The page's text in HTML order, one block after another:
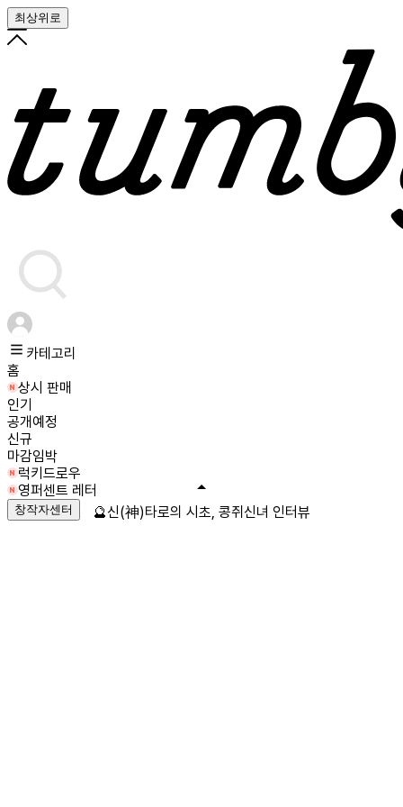
최상위로
카테고리
홈
상시 판매
인기
공개예정
신규
마감임박
럭키드로우
영퍼센트 레터
창작자센터 🔮신(神)타로의 시초, 콩쥐신녀 인터뷰